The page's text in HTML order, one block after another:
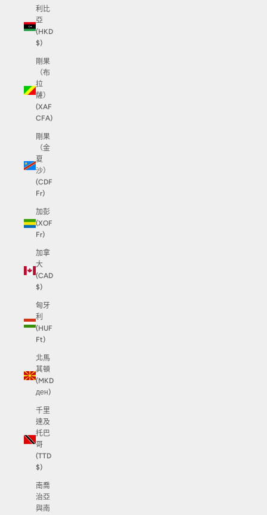
利比
亞
(HKD
$)
剛果
（布
拉
薩）
(XAF
CFA)
剛果
（金
夏
沙）
(CDF
Fr)
加彭
(XOF
Fr)
加拿
大
(CAD
$)
匈牙
利
(HUF
Ft)
北馬
其頓
(MKD
ден)
千里
達及
托巴
哥
(TTD
$)
南喬
治亞
與南